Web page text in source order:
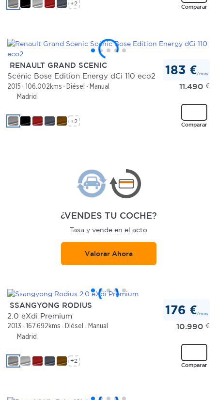
Comparar
+2
RENAULT GRAND SCENIC
Scénic Bose Edition Energy dCi 110 eco2
2015 106.002kms Diésel
Manual
Madrid
183 €/mes
11.490 €
Comparar
+2
¿VENDES TU COCHE?
Tasa y vende en el acto
Valorar Ahora
SSANGYONG RODIUS
2.0 eXdi Premium
2013 167.692kms Diésel
Manual
Madrid
176 €/mes
10.990 €
Comparar
+2